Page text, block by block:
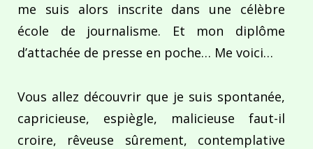
me suis alors inscrite dans une célèbre
école de journalisme. Et mon diplôme
d’attachée de presse en poche… Me voici…
Vous allez découvrir que je suis spontanée,
capricieuse, espiègle, malicieuse faut-il
croire, rêveuse sûrement, contemplative